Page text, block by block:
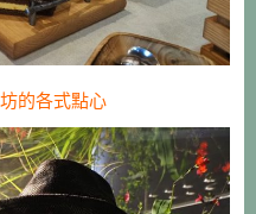
的各式點心